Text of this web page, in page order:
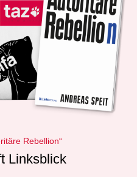
Rebellion“
Linksblick